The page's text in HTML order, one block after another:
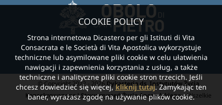
© Copyright 2022 - 2026 Dykasteria ds. Instytutów Życia
Konsekrowanego i Stowarzyszeń Życia Apostolskiego.- Wszelkie
COOKIE POLICY
Strona internetowa Dicastero per gli Istituti di Vita
Consacrata e le Società di Vita Apostolica wykorzystuje
techniczne lub asymilowane pliki cookie w celu ułatwienia
nawigacji i zapewnienia korzystania z usług, a także
techniczne i analityczne pliki cookie stron trzecich. Jeśli
chcesz dowiedzieć się więcej,kliknij tutaj. Zamykając ten
baner, wyrażasz zgodę na używanie plików cookie.